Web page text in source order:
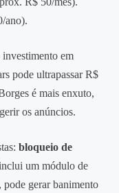
ano).
em
pode ultrapassar R$
é mais enxuto,
os anúncios.
bloqueio de
um módulo de
gerar banimento